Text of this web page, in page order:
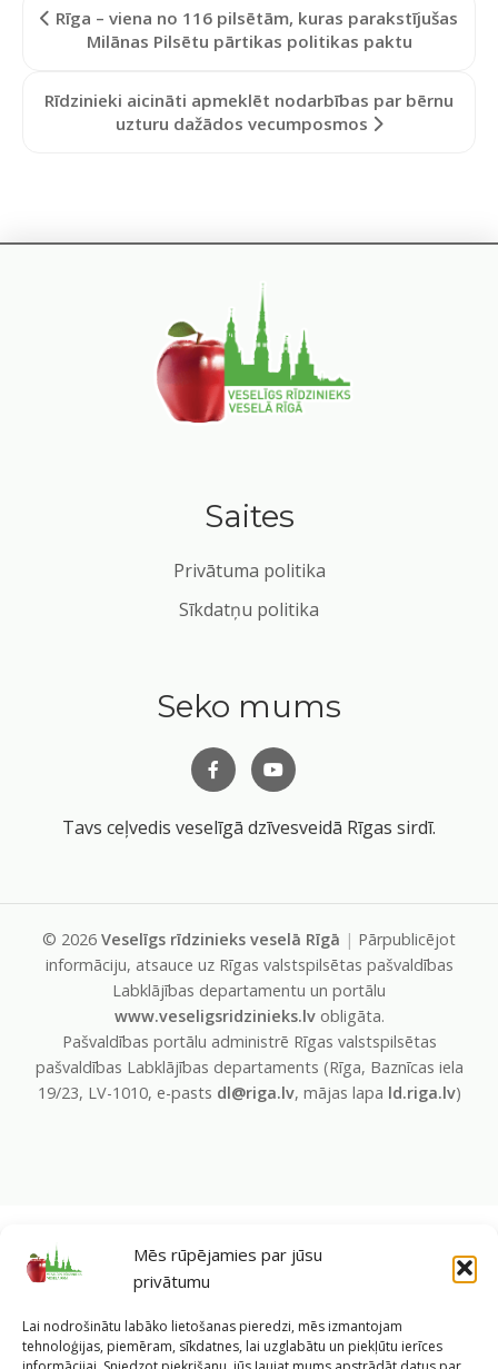
Mēs rūpējamies par jūsu
privātumu
Lai nodrošinātu labāko lietošanas pieredzi, mēs izmantojam
tehnoloģijas, piemēram, sīkdatnes, lai uzglabātu un piekļūtu ierīces
Rīga – viena no 116 pilsētām, kuras parakstījušas
Milānas Pilsētu pārtikas politikas paktu
Rīdzinieki aicināti apmeklēt nodarbības par bērnu
uzturu dažādos vecumposmos
Saites
Privātuma politika
Sīkdatņu politika
Seko mums
Tavs ceļvedis veselīgā dzīvesveidā Rīgas sirdī.
© 2026 Veselīgs rīdzinieks veselā Rīgā | Pārpublicējot
informāciju, atsauce uz Rīgas valstspilsētas pašvaldības
Labklājības departamentu un portālu
www.veseligsridzinieks.lvobligāta.
Pašvaldības portālu administrē Rīgas valstspilsētas
pašvaldības Labklājības departaments (Rīga, Baznīcas iela
19/23, LV-1010, e-pasts dl@riga.lv, mājas lapa ld.riga.lv)